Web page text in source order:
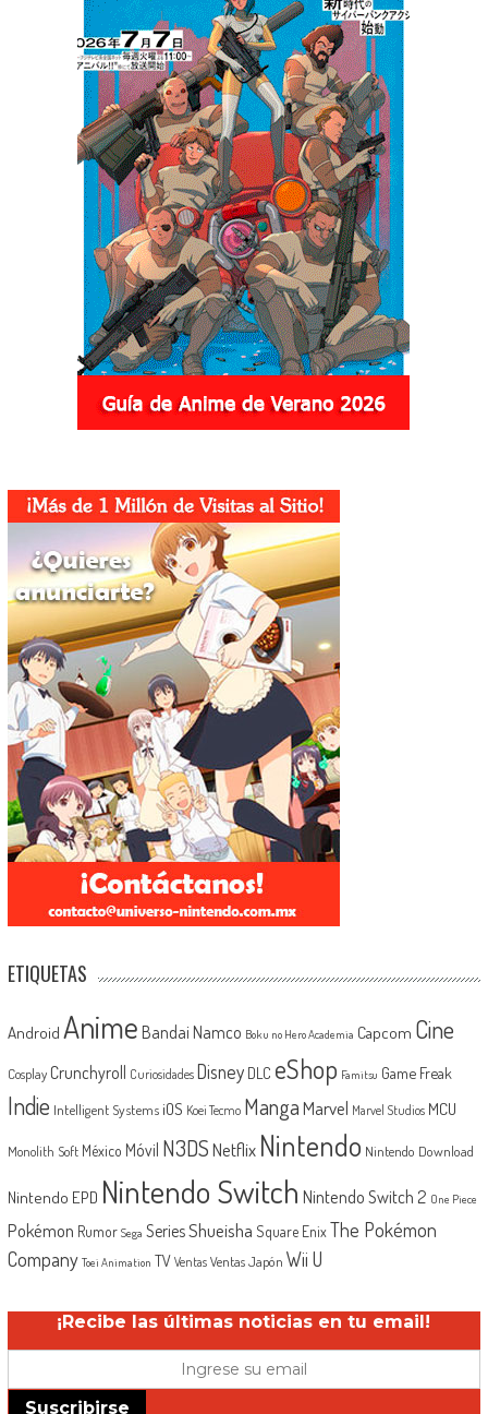
ETIQUETAS
Android Anime Bandai Namco Boku no Hero Academia Capcom Cine
Cosplay Crunchyroll Curiosidades Disney DLC eShop Famitsu Game Freak
Indie Intelligent Systems iOS Koei Tecmo MangaMarvel Marvel Studios MCU
Monolith Soft México Móvil N3DSNetflix Nintendo Nintendo Download
Nintendo EPD Nintendo Switch Nintendo Switch 2 One Piece
Pokémon Rumor Sega SeriesShueisha Square EnixThe Pokémon
Company Toei Animation TV Ventas Ventas Japón Wii U
¡Recibe las últimas noticias en tu email!
Suscribirse